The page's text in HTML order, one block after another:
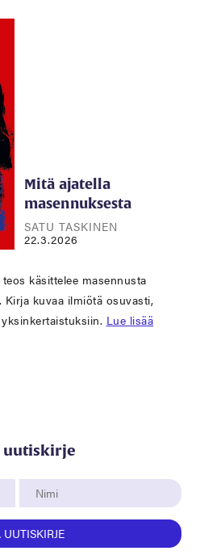
Mitä ajatella
masennuksesta
SATU TASKINEN
22.3.2026
käsittelee masennusta
kuvaa ilmiötä osuvasti,
Lue lisää
uutiskirje